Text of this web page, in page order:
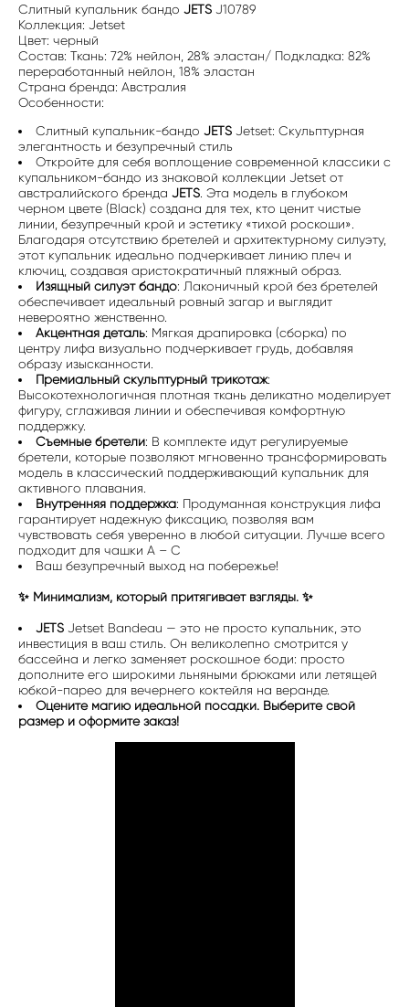
Слитный купальник бандо JETS J10789
Коллекция: Jetset
Цвет: черный
Состав: Ткань: 72% нейлон, 28% эластан/ Подкладка: 82%
переработанный нейлон, 18% эластан
Страна бренда: Австралия
Особенности:
Слитный купальник-бандо JETS Jetset: Скульптурная
элегантность и безупречный стиль
Откройте для себя воплощение современной классики с
купальником-бандо из знаковой коллекции Jetset от
австралийского бренда JETS . Эта модель в глубоком
черном цвете (Black) создана для тех, кто ценит чистые
линии, безупречный крой и эстетику «тихой роскоши».
Благодаря отсутствию бретелей и архитектурному силуэту,
этот купальник идеально подчеркивает линию плеч и
ключиц, создавая аристократичный пляжный образ.
Изящный силуэт бандо: Лаконичный крой без бретелей
обеспечивает идеальный ровный загар и выглядит
невероятно женственно.
Акцентная деталь: Мягкая драпировка (сборка) по
центру лифа визуально подчеркивает грудь, добавляя
образу изысканности.
Премиальный скульптурный трикотаж:
Высокотехнологичная плотная ткань деликатно моделирует
фигуру, сглаживая линии и обеспечивая комфортную
поддержку.
Съемные бретели: В комплекте идут регулируемые
бретели, которые позволяют мгновенно трансформировать
модель в классический поддерживающий купальник для
активного плавания.
Внутренняя поддержка: Продуманная конструкция лифа
гарантирует надежную фиксацию, позволяя вам
чувствовать себя уверенно в любой ситуации. Лучше всего
подходит для чашки A – C
Ваш безупречный выход на побережье!
✨ Минимализм, который притягивает взгляды. ✨
JETS Jetset Bandeau — это не просто купальник, это
инвестиция в ваш стиль. Он великолепно смотрится у
бассейна и легко заменяет роскошное боди: просто
дополните его широкими льняными брюками или летящей
юбкой-парео для вечернего коктейля на веранде.
Оцените магию идеальной посадки. Выберите свой
размер и оформите заказ!